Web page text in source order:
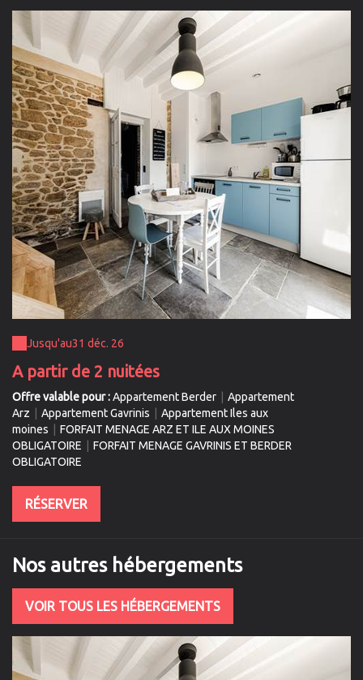
Jusqu'au31 déc. 26
A partir de 2 nuitées
Offre valable pour :Appartement Berder
Appartement
Arz
Appartement Gavrinis
Appartement Iles aux
moines
FORFAIT MENAGE ARZ ET ILE AUX MOINES
OBLIGATOIRE
FORFAIT MENAGE GAVRINIS ET BERDER
OBLIGATOIRE
RÉSERVER
Nos autres hébergements
VOIR TOUS LES HÉBERGEMENTS